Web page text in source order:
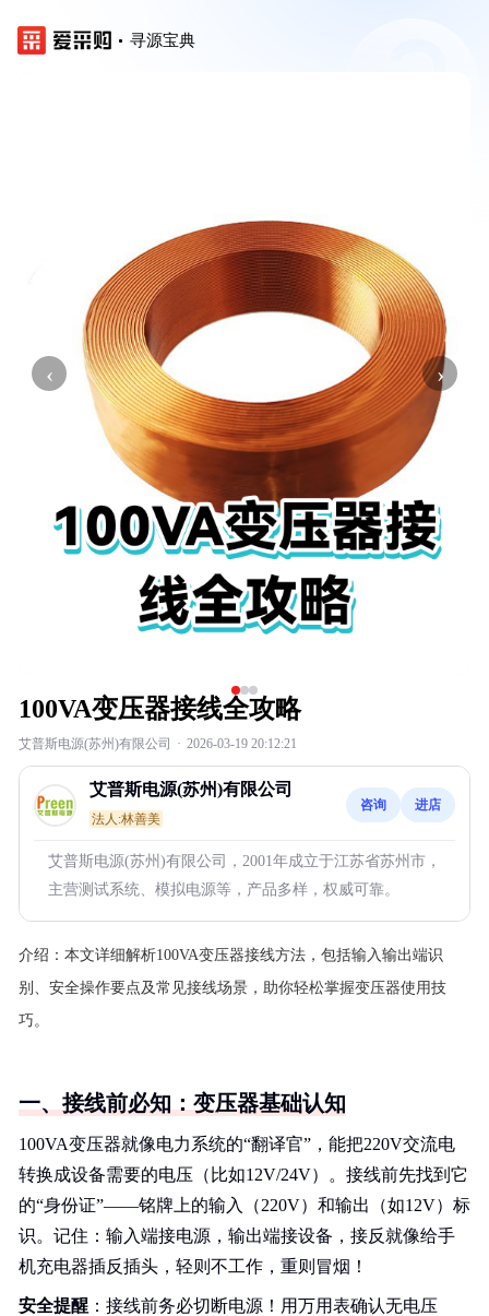
寻源宝典
‹ ›
100VA变压器接线全攻略
艾普斯电源(苏州)有限公司 · 2026-03-19 20:12:21
艾普斯电源(苏州)有限公司
法人:林善美
咨询 进店
艾普斯电源(苏州)有限公司，2001年成立于江苏省苏州市，
主营测试系统、模拟电源等，产品多样，权威可靠。
介绍： 本文详细解析100VA变压器接线方法，包括输入输出端识
别、安全操作要点及常见接线场景，助你轻松掌握变压器使用技
巧。
一、接线前必知：变压器基础认知
100VA变压器就像电力系统的“翻译官”，能把220V交流电
转换成设备需要的电压（比如12V/24V）。接线前先找到它
的“身份证”——铭牌上的输入（220V）和输出（如12V）标
识。记住：输入端接电源，输出端接设备，接反就像给手
机充电器插反插头，轻则不工作，重则冒烟！
安全提醒 ：接线前务必切断电源！用万用表确认无电压